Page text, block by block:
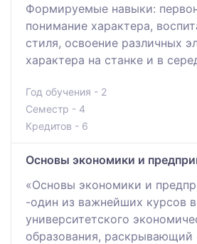
Формируемые навыки:
понимание характера,
стиля, освоение различных
характера на станке и в
Год обучения - 2
Семестр - 4
Кредитов - 6
Основы экономики и
«Основы экономики и
-один из важнейших курсов
университетского
образования, раскрывающий